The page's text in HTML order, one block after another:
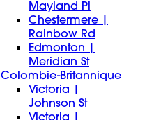
Mayland Pl
Chestermere |
Rainbow Rd
Edmonton |
Meridian St
Colombie-Britannique
Victoria |
Johnson St
Victoria |